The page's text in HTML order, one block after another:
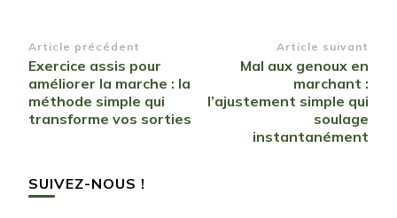
Navigation
d’article
Article précédent
Exercice assis pour
améliorer la marche : la
méthode simple qui
transforme vos sorties
Article suivant
Mal aux genoux en
marchant :
l’ajustement simple qui
soulage
instantanément
SUIVEZ-NOUS !